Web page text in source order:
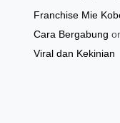
Franchise Mie
Cara Bergabung
Viral dan Kekinian